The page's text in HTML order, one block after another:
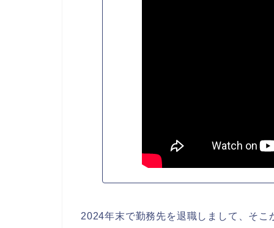
2024年末で勤務先を退職しまして、そ